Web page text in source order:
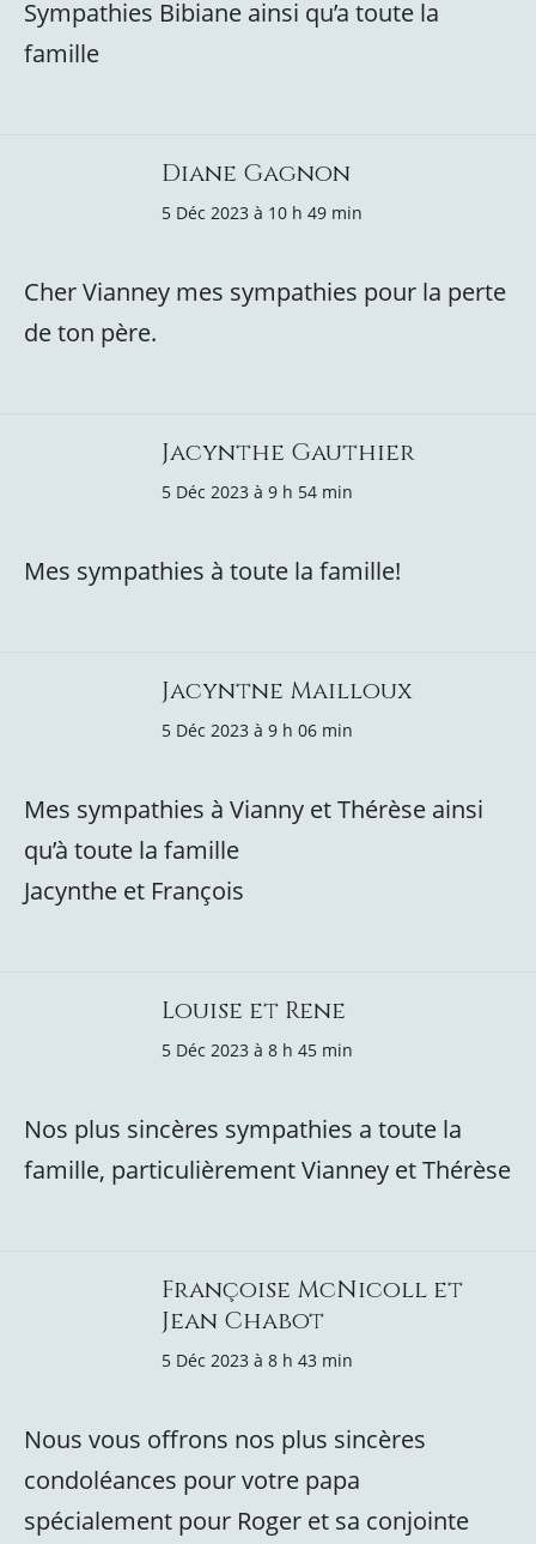
Sympathies Bibiane ainsi qu’a toute la
famille
Diane Gagnon
5 Déc 2023 à 10 h 49 min
Cher Vianney mes sympathies pour la perte
de ton père.
Jacynthe Gauthier
5 Déc 2023 à 9 h 54 min
Mes sympathies à toute la famille!
Jacyntne Mailloux
5 Déc 2023 à 9 h 06 min
Mes sympathies à Vianny et Thérèse ainsi
qu’à toute la famille
Jacynthe et François
Louise et Rene
5 Déc 2023 à 8 h 45 min
Nos plus sincères sympathies a toute la
famille, particulièrement Vianney et Thérèse
Françoise McNicoll et
Jean Chabot
5 Déc 2023 à 8 h 43 min
Nous vous offrons nos plus sincères
condoléances pour votre papa
spécialement pour Roger et sa conjointe